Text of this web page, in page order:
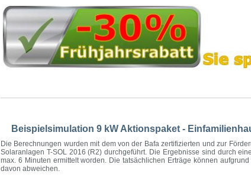
Beispielsimulation 9 kW Aktionspaket -
Die Berechnungen wurden mit dem von der Bafa zertifizierten und zur
Solaranlagen T-SOL 2016 (R2) durchgeführt. Die Ergebnisse sind durch
max. 6 Minuten ermittelt worden. Die tatsächlichen Erträge können
davon abweichen.